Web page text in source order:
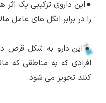
● این داروی ترکیبی یک اثر
را در برابر انگل های عامل
●این دارو به شکل قرص
افرادی که به مناطقی که
کنند تجویز می شود.